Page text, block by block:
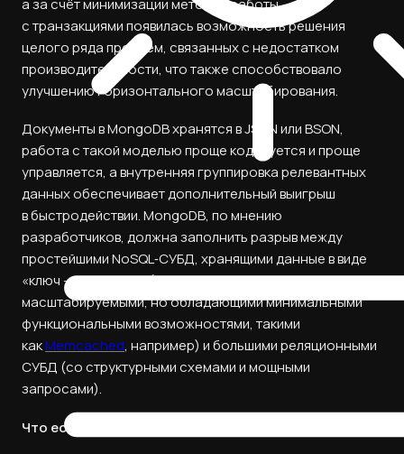
с транзакциями появилась возможность решения
целого ряда проблем, связанных с недостатком
производительности, что также способствовало
улучшению горизонтального масштабирования.
Документы в MongoDB хранятся в JSON или BSON,
работа с такой моделью проще кодируется и проще
управляется, а внутренняя группировка релевантных
данных обеспечивает дополнительный выигрыш
в быстродействии. MongoDB, по мнению
разработчиков, должна заполнить разрыв между
простейшими NoSQL‑СУБД, хранящими данные в виде
«ключ — значение» (простыми и легко
масштабируемыми, но обладающими минимальными
функциональными возможностями, такими
какMemcached, например) и большими реляционными
СУБД (со структурными схемами и мощными
запросами).
Что есть в MongoDB: